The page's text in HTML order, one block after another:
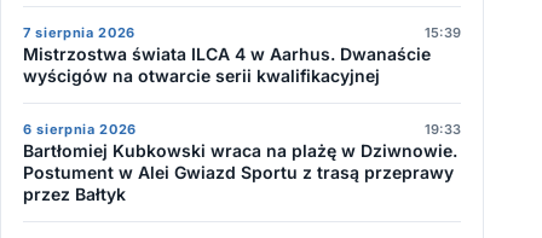
7 sierpnia 2026 15:39
Mistrzostwa świata ILCA 4 w Aarhus. Dwanaście
wyścigów na otwarcie serii kwalifikacyjnej
6 sierpnia 2026 19:33
Bartłomiej Kubkowski wraca na plażę w Dziwnowie.
Postument w Alei Gwiazd Sportu z trasą przeprawy
przez Bałtyk